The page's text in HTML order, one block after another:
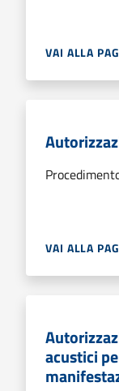
VAI ALLA
VAI ALLA
acustici